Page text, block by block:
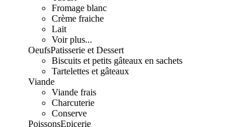
Fromage blanc
Crème fraiche
Lait
Voir plus...
OeufsPatisserie et Dessert
Biscuits et petits gâteaux en sachets
Tartelettes et gâteaux
Viande
Viande frais
Charcuterie
Conserve
PoissonsEpicerie